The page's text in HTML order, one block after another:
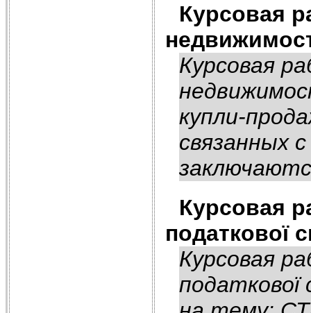
Курсовая
Курсовая
купли-
связанных
Курсовая
податкової
Курсовая